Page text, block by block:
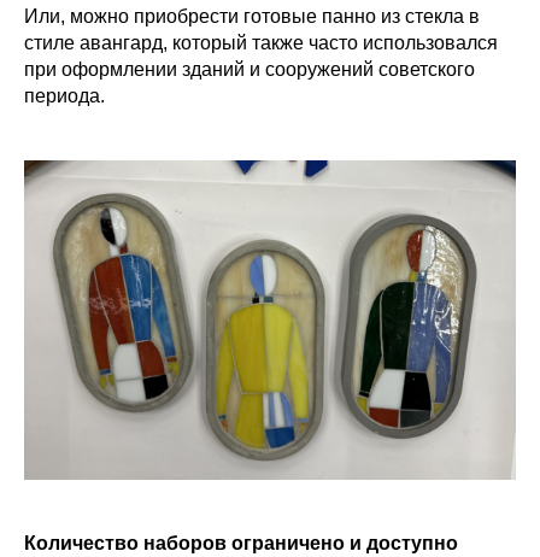
Или, можно приобрести готовые панно из стекла в
стиле авангард, который также часто использовался
при оформлении зданий и сооружений советского
периода.
Количество наборов ограничено и доступно